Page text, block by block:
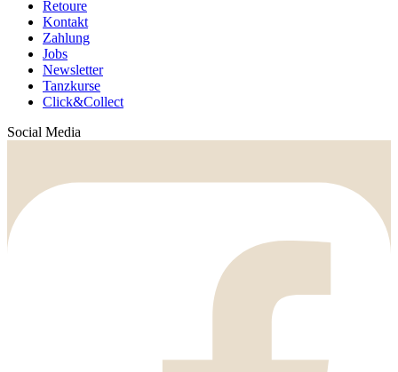
Retoure
Kontakt
Zahlung
Jobs
Newsletter
Tanzkurse
Click&Collect
Social Media